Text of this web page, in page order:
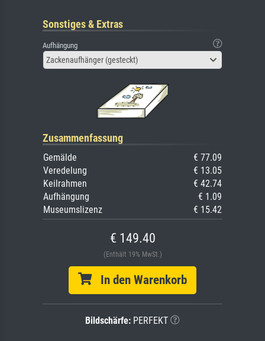
Sonstiges & Extras
Aufhängung
Zackenaufhänger (gesteckt)
Zusammenfassung
Gemälde
€ 77.09
Veredelung
€ 13.05
Keilrahmen
€ 42.74
Aufhängung
€ 1.09
Museumslizenz
€ 15.42
€ 149.40
(Enthält 19% MwSt.)
In den Warenkorb
Bildschärfe: PERFEKT